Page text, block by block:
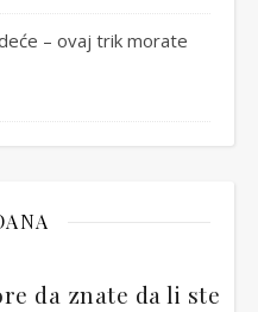
– ovaj trik morate
da znate da li ste